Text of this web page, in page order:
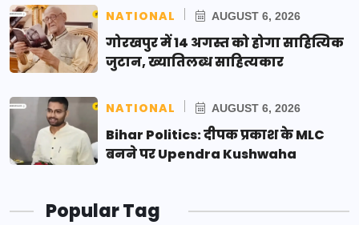
NATIONAL AUGUST 6, 2026
गोरखपुर में 14 अगस्त को होगा साहित्यिक
जुटान, ख्यातिलब्ध साहित्यकार
NATIONAL AUGUST 6, 2026
Bihar Politics: दीपक प्रकाश के MLC
बनने पर Upendra Kushwaha
Popular Tag